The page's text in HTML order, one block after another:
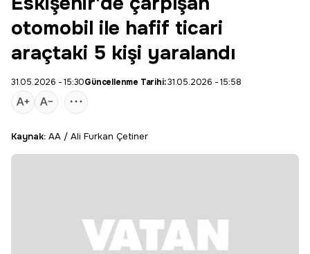
otomobil ile hafif ticari
araçtaki 5 kişi yaralandı
31.05.2026 - 15:30Güncellenme Tarihi:31.05.2026 - 15:58
Kaynak: AA / Ali Furkan Çetiner